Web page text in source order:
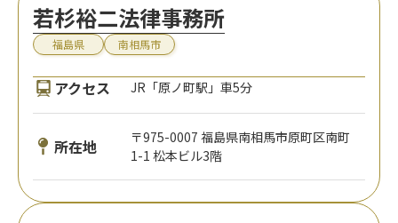
若杉裕二法律事務所
福島県 南相馬市
アクセス JR「原ノ町駅」車5分
所在地
〒975-0007 福島県南相馬市原町区南町
1-1 松本ビル3階